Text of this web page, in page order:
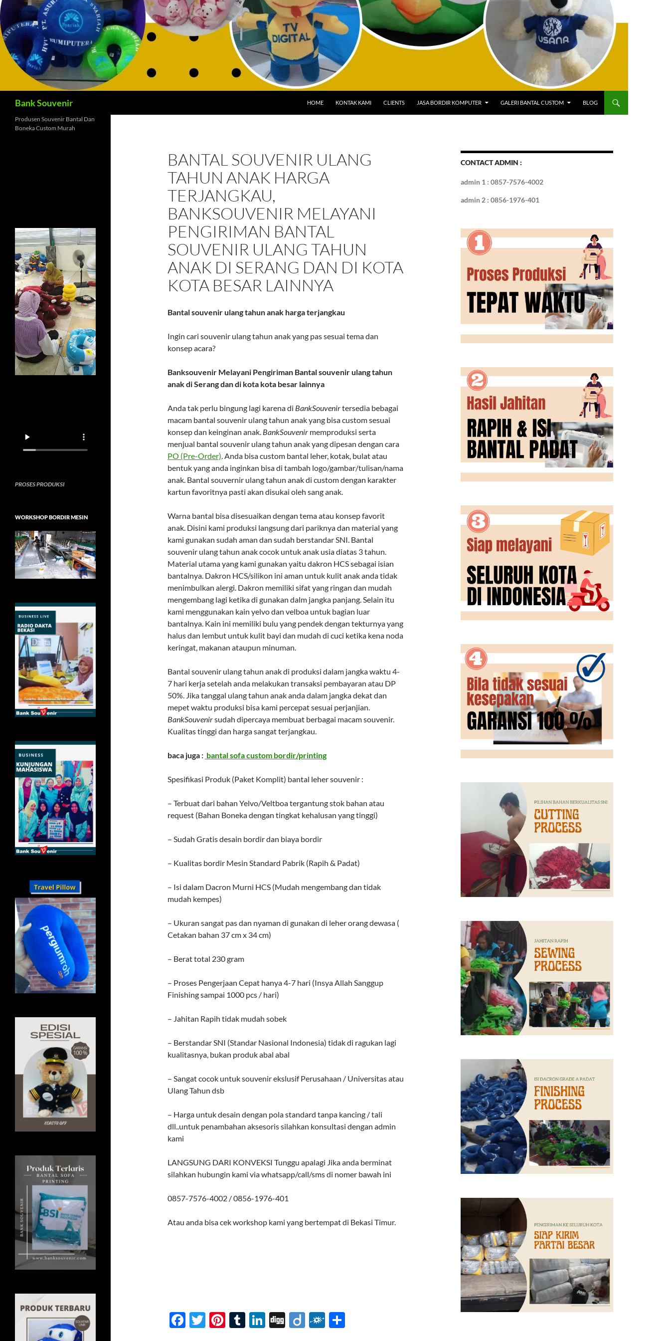
Bank Souvenir HOME KONTAK KAMI CLIENTS JASA BORDIR KOMPUTER GALERI BANTAL CUSTOM BLOG
BANTAL SOUVENIR ULANG
TAHUN ANAK HARGA
TERJANGKAU,
BANKSOUVENIR MELAYANI
PENGIRIMAN BANTAL
SOUVENIR ULANG TAHUN
ANAK DI SERANG DAN DI KOTA
KOTA BESAR LAINNYA
Bantal souvenir ulang tahun anak harga terjangkau
Ingin cari souvenir ulang tahun anak yang pas sesuai tema dan
konsep acara?
Banksouvenir Melayani Pengiriman Bantal souvenir ulang tahun
anak di Serang dan di kota kota besar lainnya
Anda tak perlu bingung lagi karena di BankSouvenirtersedia bebagai
macam bantal souvenir ulang tahun anak yang bisa custom sesuai
konsep dan keinginan anak. BankSouvenir memproduksi serta
menjual bantal souvenir ulang tahun anak yang dipesan dengan cara
PO (Pre-Order). Anda bisa custom bantal leher, kotak, bulat atau
bentuk yang anda inginkan bisa di tambah logo/gambar/tulisan/nama
anak. Bantal souvernir ulang tahun anak di custom dengan karakter
kartun favoritnya pasti akan disukai oleh sang anak.
Warna bantal bisa disesuaikan dengan tema atau konsep favorit
anak. Disini kami produksi langsung dari pariknya dan material yang
kami gunakan sudah aman dan sudah berstandar SNI. Bantal
souvenir ulang tahun anak cocok untuk anak usia diatas 3 tahun.
Material utama yang kami gunakan yaitu dakron HCS sebagai isian
bantalnya. Dakron HCS/silikon ini aman untuk kulit anak anda tidak
menimbulkan alergi. Dakron memiliki sifat yang ringan dan mudah
mengembang lagi ketika di gunakan dalm jangka panjang. Selain itu
kami menggunakan kain yelvo dan velboa untuk bagian luar
bantalnya. Kain ini memiliki bulu yang pendek dengan tekturnya yang
halus dan lembut untuk kulit bayi dan mudah di cuci ketika kena noda
keringat, makanan ataupun minuman.
Bantal souvenir ulang tahun anak di produksi dalam jangka waktu 4-
7 hari kerja setelah anda melakukan transaksi pembayaran atau DP
50%. Jika tanggal ulang tahun anak anda dalam jangka dekat dan
mepet waktu produksi bisa kami percepat sesuai perjanjian.
BankSouvenirsudah dipercaya membuat berbagai macam souvenir.
Kualitas tinggi dan harga sangat terjangkau.
baca juga : bantal sofa custom bordir/printing
Spesifikasi Produk (Paket Komplit) bantal leher souvenir :
– Terbuat dari bahan Yelvo/Veltboa tergantung stok bahan atau
request (Bahan Boneka dengan tingkat kehalusan yang tinggi)
– Sudah Gratis desain bordir dan biaya bordir
– Kualitas bordir Mesin Standard Pabrik (Rapih & Padat)
– Isi dalam Dacron Murni HCS (Mudah mengembang dan tidak
mudah kempes)
– Ukuran sangat pas dan nyaman di gunakan di leher orang dewasa (
Cetakan bahan 37 cm x 34 cm)
– Berat total 230 gram
– Proses Pengerjaan Cepat hanya 4-7 hari (Insya Allah Sanggup
Finishing sampai 1000 pcs / hari)
– Jahitan Rapih tidak mudah sobek
– Berstandar SNI (Standar Nasional Indonesia) tidak di ragukan lagi
kualitasnya, bukan produk abal abal
– Sangat cocok untuk souvenir ekslusif Perusahaan / Universitas atau
Ulang Tahun dsb
– Harga untuk desain dengan pola standard tanpa kancing / tali
dll..untuk penambahan aksesoris silahkan konsultasi dengan admin
kami
LANGSUNG DARI KONVEKSI Tunggu apalagi Jika anda berminat
silahkan hubungin kami via whatsapp/call/sms di nomer bawah ini
0857-7576-4002 / 0856-1976-401
Atau anda bisa cek workshop kami yang bertempat di Bekasi Timur.
F
T
Pi T
Li
Di Di F
CONTACT ADMIN :
admin 1 : 0857-7576-4002
admin 2 : 0856-1976-401
Produsen Souvenir Bantal Dan
Boneka Custom Murah
PROSES PRODUKSI
WORKSHOP BORDIR MESIN